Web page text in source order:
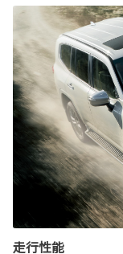
走行性能